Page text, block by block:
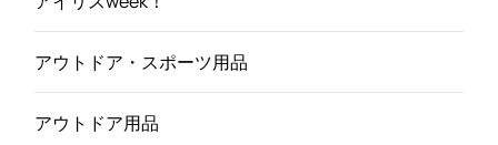
アウトドア・スポーツ用品
アウトドア用品